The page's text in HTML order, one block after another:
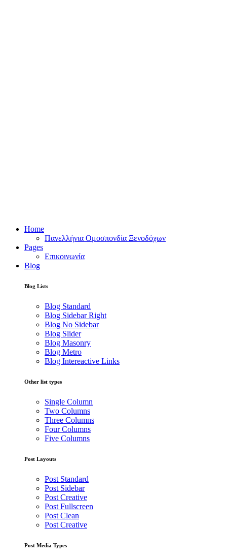
Home
Πανελλήνια Ομοσπονδία Ξενοδόχων
Pages
Επικοινωνία
Blog
Blog Lists
Blog Standard
Blog Sidebar Right
Blog No Sidebar
Blog Slider
Blog Masonry
Blog Metro
Blog Intereactive Links
Other list types
Single Column
Two Columns
Three Columns
Four Columns
Five Columns
Post Layouts
Post Standard
Post Sidebar
Post Creative
Post Fullscreen
Post Clean
Post Creative
Post Media Types